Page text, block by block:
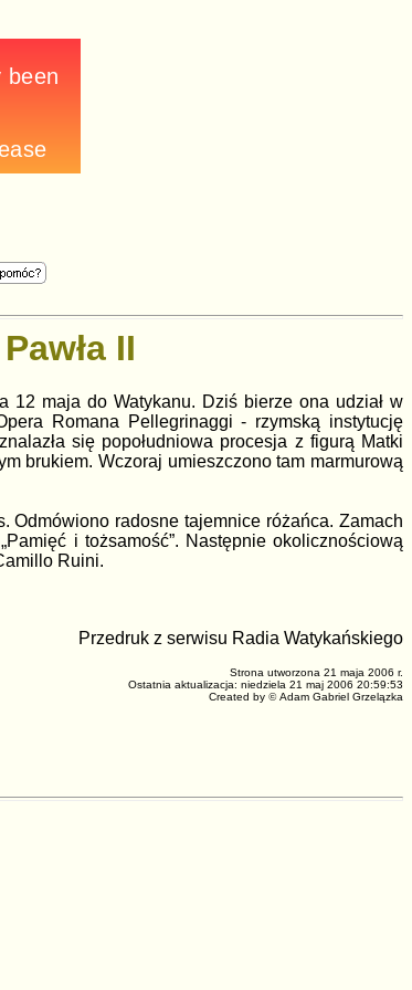
II
12 maja do Watykanu. Dziś bierze ona udział w
Romana Pellegrinaggi - rzymską instytucję
się popołudniowa procesja z figurą Matki
brukiem. Wczoraj umieszczono tam marmurową
Odmówiono radosne tajemnice różańca. Zamach
i tożsamość”. Następnie okolicznościową
Ruini.
Przedruk z serwisu Radia Watykańskiego
Strona utworzona 21 maja 2006 r.
Ostatnia aktualizacja: niedziela 21 maj 2006 20:59:53
Created by ©Adam Gabriel Grzelązka